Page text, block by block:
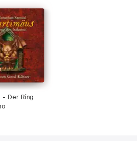
- Der Ring